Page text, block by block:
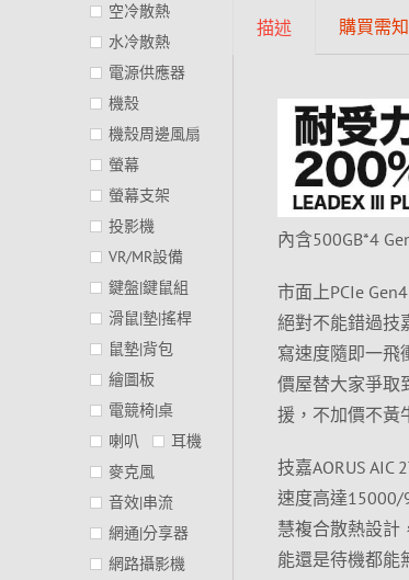
描述 購買需知
內含500GB*4
市面上PCIe
絕對不能錯過技
寫速度隨即一飛
價屋替大家爭取
援，不加價不黃
技嘉AORUS AIC
速度高達15000/
慧複合散熱設計
能還是待機都能
空冷散熱
水冷散熱
電源供應器
機殼
機殼周邊風扇
螢幕
螢幕支架
投影機
VR/MR設備
鍵盤|鍵鼠組
滑鼠|墊|搖桿
鼠墊|背包
繪圖板
電競椅|桌
喇叭
耳機
麥克風
音效|串流
網通|分享器
網路攝影機